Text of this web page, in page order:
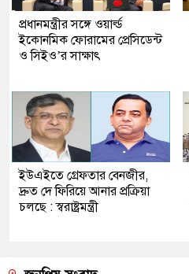
প্রধানমন্ত্রীর সঙ্গে ওয়ার্ল্ড
ইকোনমিক ফোরামের প্রেসিডেন্ট
ও সিইও’র সাক্ষাৎ
ইউএইতে গ্রেফতার বেনজীর,
দ্রুত দে ফিরিয়ে আনার প্রক্রিয়া
চলছে : স্বরাষ্ট্রমন্ত্রী